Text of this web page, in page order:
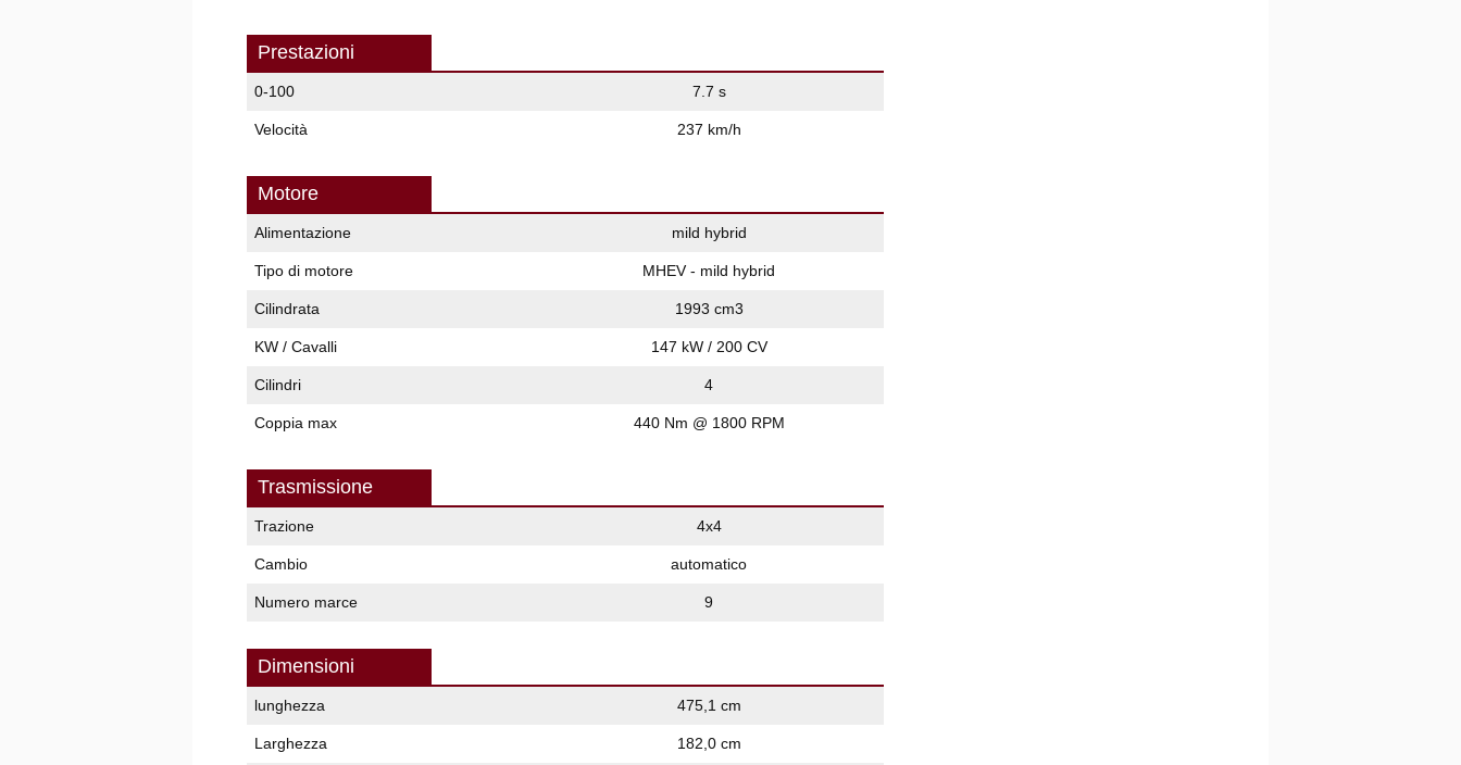
Prestazioni
0-100 7.7 s
Velocità 237 km/h
Motore
Alimentazione mild hybrid
Tipo di motore MHEV - mild hybrid
Cilindrata 1993 cm3
KW / Cavalli 147 kW / 200 CV
Cilindri 4
Coppia max 440 Nm @ 1800 RPM
Trasmissione
Trazione 4x4
Cambio automatico
Numero marce 9
Dimensioni
lunghezza 475,1 cm
Larghezza 182,0 cm